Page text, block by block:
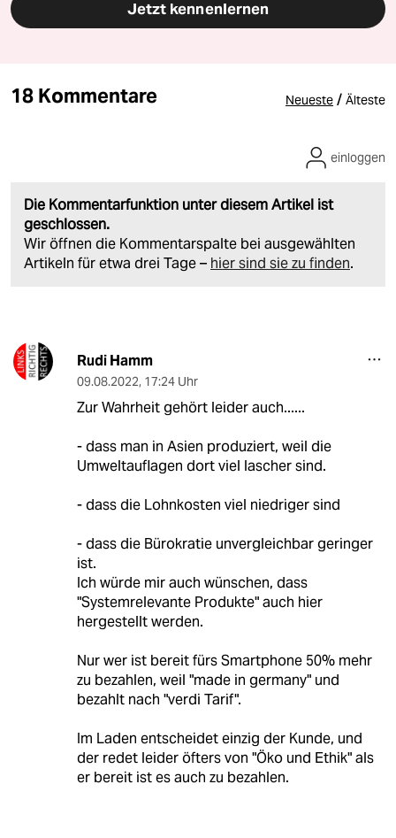
Jetzt kennenlernen
18 Kommentare Neueste / Älteste
Die Kommentarfunktion unter diesem Artikel ist
geschlossen.
Wir öffnen die Kommentarspalte bei ausgewählten
Artikeln für etwa drei Tage – hier sind sie zu finden.
einloggen
Rudi Hamm
09.08.2022, 17:24 Uhr
Zur Wahrheit gehört leider auch......
- dass man in Asien produziert, weil die
Umweltauflagen dort viel lascher sind.
- dass die Lohnkosten viel niedriger sind
- dass die Bürokratie unvergleichbar geringer
ist.
Ich würde mir auch wünschen, dass
"Systemrelevante Produkte" auch hier
hergestellt werden.
Nur wer ist bereit fürs Smartphone 50% mehr
zu bezahlen, weil "made in germany" und
bezahlt nach "verdi Tarif".
Im Laden entscheidet einzig der Kunde, und
der redet leider öfters von "Öko und Ethik" als
er bereit ist es auch zu bezahlen.